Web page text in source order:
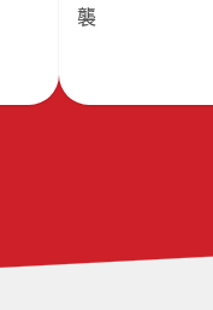
襲